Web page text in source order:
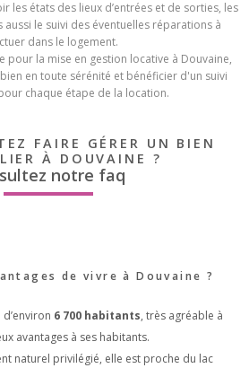
les états des lieux d’entrées et de sorties, les
le suivi des éventuelles réparations à
dans le logement.
pour la mise en gestion locative à Douvaine,
en toute sérénité et bénéficier d'un suivi
chaque étape de la location.
FAIRE GÉRER UN BIEN
À DOUVAINE ?
notre faq
de vivre à Douvaine ?
6 700 habitants, très agréable à
avantages à ses habitants.
naturel privilégié, elle est proche du lac